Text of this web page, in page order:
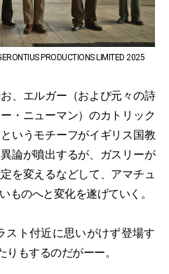
PRODUCTIONS LIMITED 2025
、エルガー（および元々の詩
・ニューマン）のカトリック
いうモチーフがイギリス国教
論が噴出するが、ガスリーが
を変えるなどして、アマチュ
ものへと変化を遂げていく。
ト付近に思いがけず登場す
りもするのだがーー。